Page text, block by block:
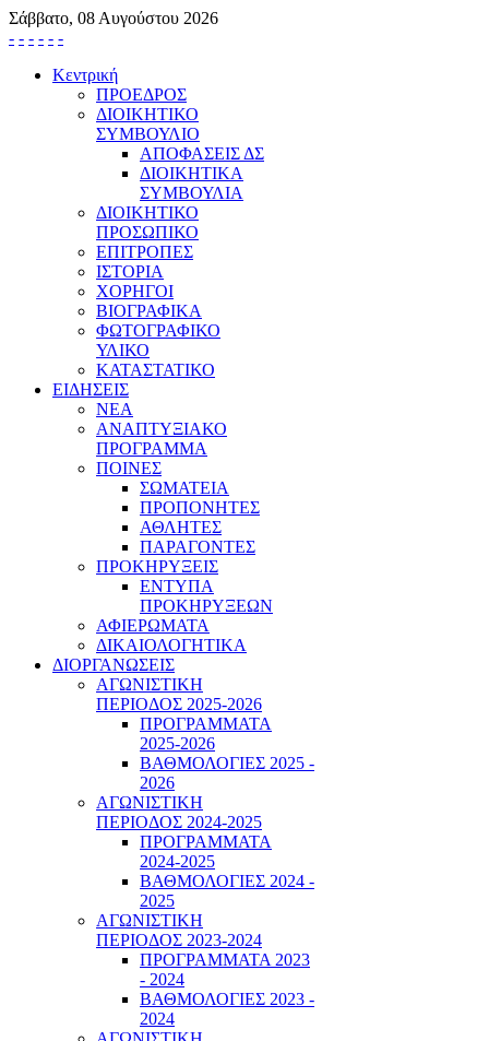
Σάββατο, 08 Αυγούστου 2026
- - - - - -
Κεντρική
ΠΡΟΕΔΡΟΣ
ΔΙΟΙΚΗΤΙΚΟ
ΣΥΜΒΟΥΛΙΟ
ΑΠΟΦΑΣΕΙΣ ΔΣ
ΔΙΟΙΚΗΤΙΚΑ
ΣΥΜΒΟΥΛΙΑ
ΔΙΟΙΚΗΤΙΚΟ
ΠΡΟΣΩΠΙΚΟ
ΕΠΙΤΡΟΠΕΣ
ΙΣΤΟΡΙΑ
ΧΟΡΗΓΟΙ
ΒΙΟΓΡΑΦΙΚΑ
ΦΩΤΟΓΡΑΦΙΚΟ
ΥΛΙΚΟ
ΚΑΤΑΣΤΑΤΙΚΟ
ΕΙΔΗΣΕΙΣ
ΝΕΑ
ΑΝΑΠΤΥΞΙΑΚΟ
ΠΡΟΓΡΑΜΜΑ
ΠΟΙΝΕΣ
ΣΩΜΑΤΕΙΑ
ΠΡΟΠΟΝΗΤΕΣ
ΑΘΛΗΤΕΣ
ΠΑΡΑΓΟΝΤΕΣ
ΠΡΟΚΗΡΥΞΕΙΣ
ΕΝΤΥΠΑ
ΠΡΟΚΗΡΥΞΕΩΝ
ΑΦΙΕΡΩΜΑΤΑ
ΔΙΚΑΙΟΛΟΓΗΤΙΚΑ
ΔΙΟΡΓΑΝΩΣΕΙΣ
ΑΓΩΝΙΣΤΙΚΗ
ΠΕΡΙΟΔΟΣ 2025-2026
ΠΡΟΓΡΑΜΜΑΤΑ
2025-2026
ΒΑΘΜΟΛΟΓΙΕΣ 2025 -
2026
ΑΓΩΝΙΣΤΙΚΗ
ΠΕΡΙΟΔΟΣ 2024-2025
ΠΡΟΓΡΑΜΜΑΤΑ
2024-2025
ΒΑΘΜΟΛΟΓΙΕΣ 2024 -
2025
ΑΓΩΝΙΣΤΙΚΗ
ΠΕΡΙΟΔΟΣ 2023-2024
ΠΡΟΓΡΑΜΜΑΤΑ 2023
- 2024
ΒΑΘΜΟΛΟΓΙΕΣ 2023 -
2024